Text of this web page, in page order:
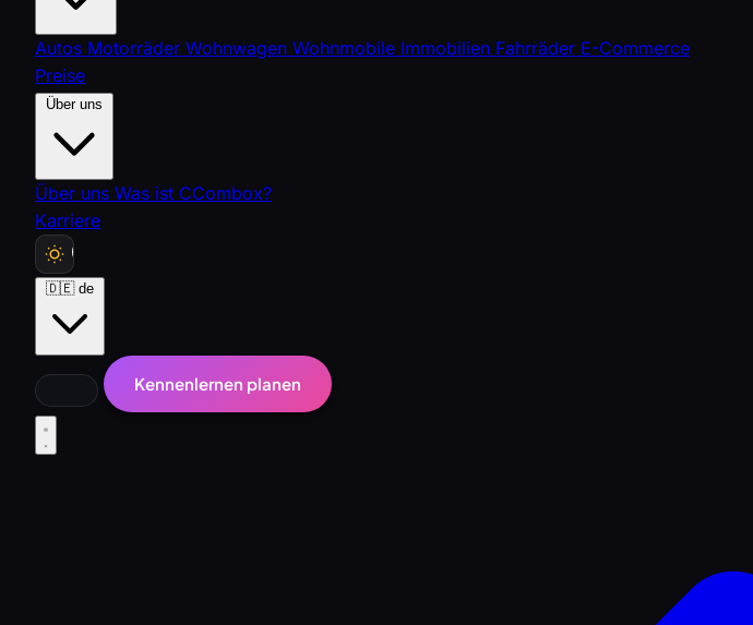
Autos Motorräder Wohnwagen Wohnmobile Immobilien Fahrräder E-Commerce
Preise
Über uns Was ist CCombox?
Karriere
🇩🇪 de
Kennenlernen planen